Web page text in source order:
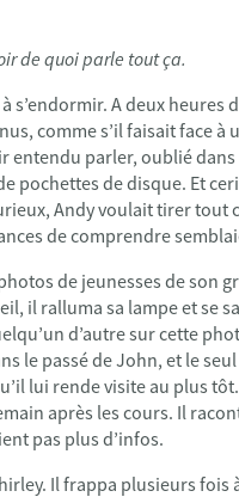
de quoi parle tout ça.
s’endormir. A deux
comme s’il faisait face à
parler, oublié
pochettes de disque. Et
Andy voulait tirer tout
de comprendre
de jeunesses de son
il ralluma sa lampe et se
d’autre sur cette
le passé de John, et le
lui rende visite au plus
après les cours. Il
pas plus d’infos.
Il frappa plusieurs